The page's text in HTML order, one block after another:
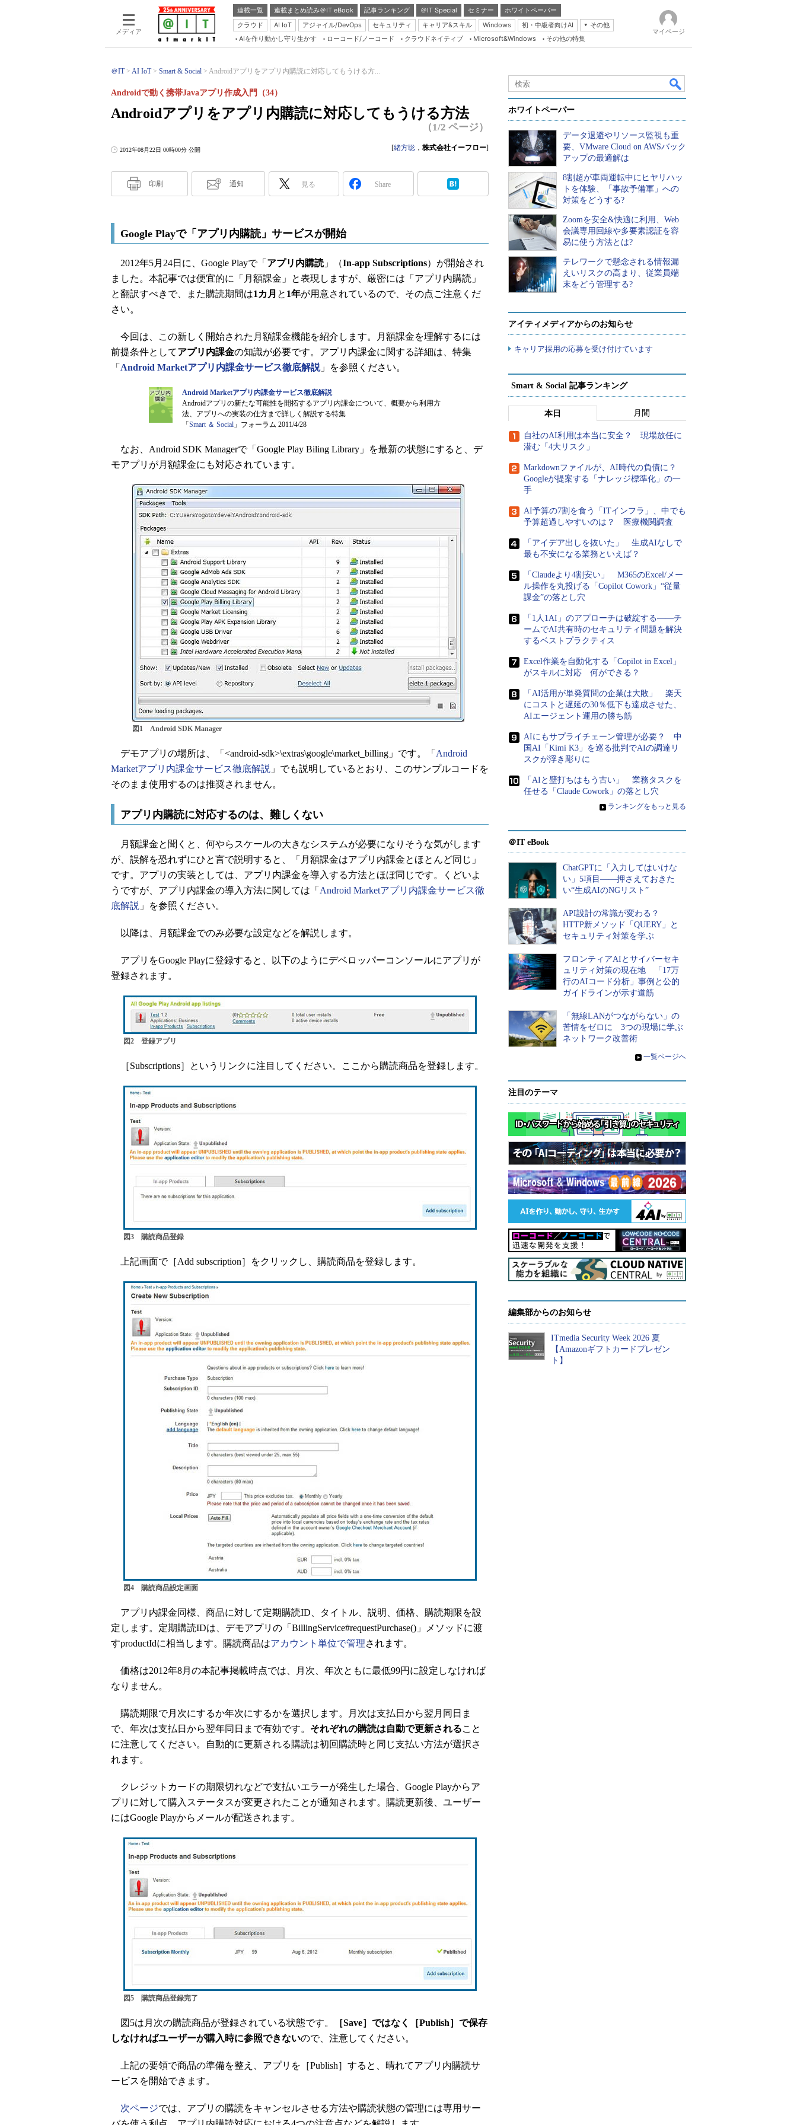
メディア
連載一覧 連載まとめ読み＠IT eBook 記事ランキング ＠IT Special セミナー
ホワイトペーパー
クラウド
AI IoT アジャイル/DevOps セキュリティ キャリア&スキル Windows 初・中級者向けAI
その他
Server & Storage
Java Agile
Database Expert
Master of IP Network
Security & Trust
AIを作り動かし守り生かす ローコード/ノーコード クラウドネイティブ Microsoft&Windows その他の特集
マイページ
＠IT AI IoT Smart & Social Androidアプリをアプリ内購読に対応してもうける方...
Androidアプリをアプリ内購読に対応してもうける方法
Androidで動く携帯Javaアプリ作成入門（34）
（1/2 ページ）
2012年08月22日 00時00分 公開 [緒方聡 ， 株式会社イーフロー]
印刷 通知 見る Share
Google Playで「アプリ内購読」サービスが開始
2012年5月24日に、Google Playで「 アプリ内購読」（In-app Subscriptions）が開始され
ました。本記事では便宜的に「月額課金」と表現しますが、厳密には「アプリ内購読」
と翻訳すべきで、また購読期間は1カ月 と 1年が用意されているので、その点ご注意くだ
さい。
今回は、この新しく開始された月額課金機能を紹介します。月額課金を理解するには
前提条件としてアプリ内課金の知識が必要です。アプリ内課金に関する詳細は、特集
「 Android Marketアプリ内課金サービス徹底解説」を参照ください。
Android Marketアプリ内課金サービス徹底解説
Androidアプリの新たな可能性を開拓するアプリ内課金について、概要から利用方
法、アプリへの実装の仕方まで詳しく解説する特集
「 Smart ＆ Social」フォーラム 2011/4/28
なお、Android SDK Managerで「Google Play Biling Library」を最新の状態にすると、デ
モアプリが月額課金にも対応されています。
図1 Android SDK Manager
デモアプリの場所は、「<android-sdk>\extras\google\market_billing」です。「 Android
Marketアプリ内課金サービス徹底解説 」でも説明しているとおり、このサンプルコードを
そのまま使用するのは推奨されません。
アプリ内購読に対応するのは、難しくない
月額課金と聞くと、何やらスケールの大きなシステムが必要になりそうな気がします
が、誤解を恐れずにひと言で説明すると、「月額課金はアプリ内課金とほとんど同じ」
です。アプリの実装としては、アプリ内課金を導入する方法とほぼ同じです。くどいよ
うですが、アプリ内課金の導入方法に関しては「 Android Marketアプリ内課金サービス徹
底解説 」を参照ください。
以降は、月額課金でのみ必要な設定などを解説します。
アプリをGoogle Playに登録すると、以下のようにデベロッパーコンソールにアプリが
登録されます。
図2 登録アプリ
［Subscriptions］というリンクに注目してください。ここから購読商品を登録します。
図3 購読商品登録
上記画面で［Add subscription］をクリックし、購読商品を登録します。
図4 購読商品設定画面
アプリ内課金同様、商品に対して定期購読ID、タイトル、説明、価格、購読期限を設
定します。定期購読IDは、デモアプリの「BillingService#requestPurchase()」メソッドに渡
すproductIdに相当します。購読商品はアカウント単位で管理されます。
価格は2012年8月の本記事掲載時点では、月次、年次ともに最低99円に設定しなければ
なりません。
購読期限で月次にするか年次にするかを選択します。月次は支払日から翌月同日ま
で、年次は支払日から翌年同日まで有効です。 それぞれの購読は自動で更新されること
に注意してください。自動的に更新される購読は初回購読時と同じ支払い方法が選択さ
れます。
クレジットカードの期限切れなどで支払いエラーが発生した場合、Google Playからア
プリに対して購入ステータスが変更されたことが通知されます。購読更新後、ユーザー
にはGoogle Playからメールが配送されます。
図5 購読商品登録完了
図5は月次の購読商品が登録されている状態です。
［Save］ではなく［Publish］で保存
しなければユーザーが購入時に参照できないので、注意してください。
上記の要領で商品の準備を整え、アプリを［Publish］すると、晴れてアプリ内購読サ
ービスを開始できます。
次ページでは、アプリの購読をキャンセルさせる方法や購読状態の管理には専用サー
ホワイトペーパー
データ退避やリソース監視も重
要、VMware Cloud on AWSバック
アップの最適解は
8割超が車両運転中にヒヤリハッ
トを体験、「事故予備軍」への
対策をどうする?
Zoomを安全&快適に利用、Web
会議専用回線や多要素認証を容
易に使う方法とは?
テレワークで懸念される情報漏
えいリスクの高まり、従業員端
末をどう管理する?
アイティメディアからのお知らせ
キャリア採用の応募を受け付けています
Smart & Social 記事ランキング
本日 月間
自社のAI利用は本当に安全？ 現場放任に
潜む「4大リスク」
Markdownファイルが、AI時代の負債に？
Googleが提案する「ナレッジ標準化」の一
手
AI予算の7割を食う「ITインフラ」、中でも
予算超過しやすいのは？ 医療機関調査
「アイデア出しを抜いた」 生成AIなしで
最も不安になる業務といえば？
「Claudeより4割安い」 M365のExcel/メー
ル操作を丸投げる「Copilot Cowork」“従量
課金”の落とし穴
「1人1AI」のアプローチは破綻する――チ
ームでAI共有時のセキュリティ問題を解決
するベストプラクティス
Excel作業を自動化する「Copilot in Excel」
がスキルに対応 何ができる？
「AI活用が単発質問の企業は大敗」 楽天
にコストと遅延の30％低下も達成させた、
AIエージェント運用の勝ち筋
AIにもサプライチェーン管理が必要？ 中
国AI「Kimi K3」を巡る批判でAIの調達リ
スクが浮き彫りに
「AIと壁打ちはもう古い」 業務タスクを
任せる「Claude Cowork」の落とし穴
» ランキングをもっと見る
＠IT eBook
ChatGPTに「入力してはいけな
い」5項目――押さえておきた
い“生成AIのNGリスト”
API設計の常識が変わる？
HTTP新メソッド「QUERY」と
セキュリティ対策を学ぶ
フロンティアAIとサイバーセキ
ュリティ対策の現在地 「17万
行のAIコード分析」事例と公的
ガイドラインが示す道筋
「無線LANがつながらない」の
苦情をゼロに 3つの現場に学ぶ
ネットワーク改善術
» 一覧ページへ
注目のテーマ
編集部からのお知らせ
ITmedia Security Week 2026 夏
【Amazonギフトカードプレゼン
ト】